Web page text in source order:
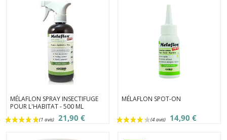
MÉLAFLON SPRAY INSECTIFUGE
POUR L'HABITAT - 500 ML
21,90 €
MÉLAFLON SPOT-ON
14,90 €